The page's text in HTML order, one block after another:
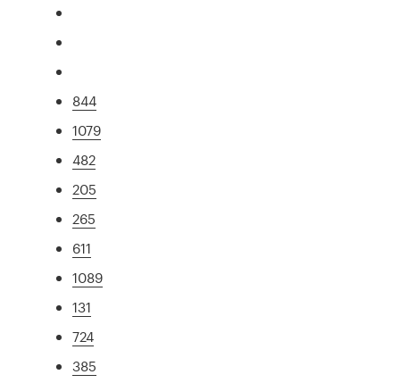
844
1079
482
205
265
611
1089
131
724
385